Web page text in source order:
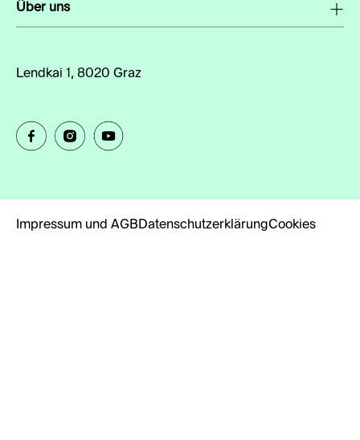
Über uns
Lendkai 1, 8020 Graz
Impressum und AGBDatenschutzerklärungCookies